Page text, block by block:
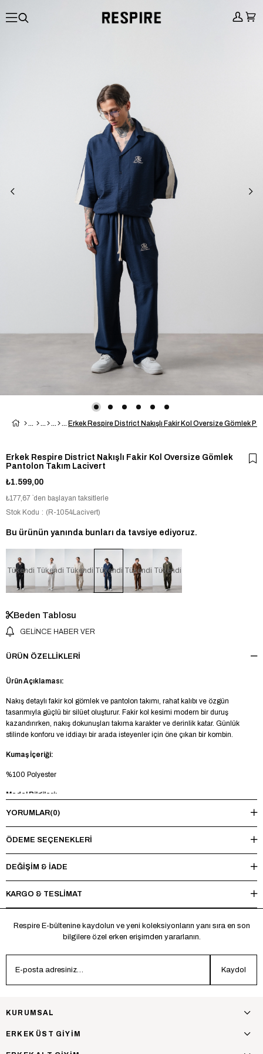
Erkek Respire District Nakışlı Fakir Kol Oversize Gömlek
Pantolon Takım Lacivert
₺1.599,00
₺177,67 `den başlayan taksitlerle
Stok Kodu
(R-1054Lacivert)
Bu ürünün yanında bunları da tavsiye ediyoruz.
Tükendi Tükendi Tükendi Tükendi Tükendi Tükendi
Beden Tablosu
GELINCE HABER VER
ÜRÜN ÖZELLIKLERI
Ürün Açıklaması:
Nakış detaylı fakir kol gömlek ve pantolon takımı, rahat kalıbı ve özgün
tasarımıyla güçlü bir silüet oluşturur. Fakir kol kesimi modern bir duruş
kazandırırken, nakış dokunuşları takıma karakter ve derinlik katar. Günlük
stilinde konforu ve iddiayı bir arada isteyenler için öne çıkan bir kombin.
Kumaş İçeriği:
%100 Polyester
Model Bilgileri:
Boy 185 cm - Kilo 73 kg - Manken üzerinde M beden mevcuttur.
Yıkama Talimatı:
Maksimum 30°C’de tersten yıkayınız, ağartıcı ve kurutucu kullanmayınız.
Ütüleme sırasında baskı ve nakışlı bölgelere doğrudan ısı uygulamaktan
*Made in Türkiye
YORUMLAR(0)
ÖDEME SEÇENEKLERI
DEĞİŞİM & İADE
KARGO & TESLİMAT
Respire E-bültenine kaydolun ve yeni koleksiyonların yanı sıra en son
bilgilere özel erken erişimden yararlanın.
Kaydol
KURUMSAL
ERKEK ÜST GİYİM